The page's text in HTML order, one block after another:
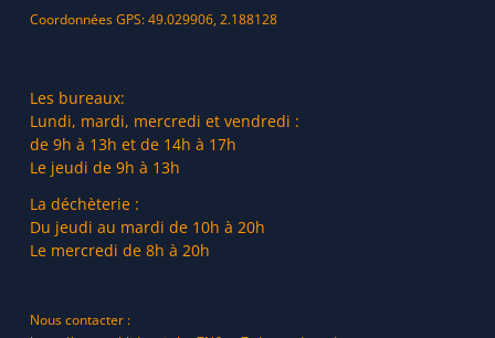
Coordonnées GPS: 49.029906, 2.188128
Les bureaux:
Lundi, mardi, mercredi et vendredi :
de 9h à 13h et de 14h à 17h
Le jeudi de 9h à 13h
La déchèterie :
Du jeudi au mardi de 10h à 20h
Le mercredi de 8h à 20h
Nous contacter :